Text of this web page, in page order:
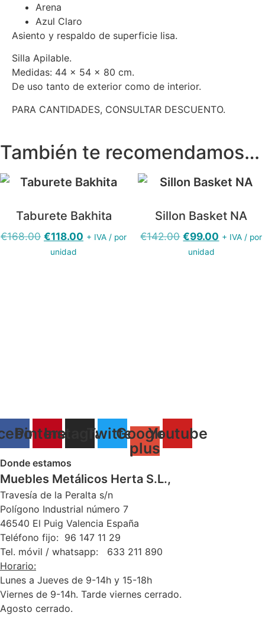
Arena
Azul Claro
Asiento y respaldo de superficie lisa.
Silla Apilable.
Medidas: 44 x 54 x 80 cm.
De uso tanto de exterior como de interior.
PARA CANTIDADES, CONSULTAR DESCUENTO.
También te recomendamos…
Taburete Bakhita
€168.00 El
precio
€118.00 El
+ IVA / por
unidad
Sillon Basket NA
€142.00 El
precio
€99.00 El
+ IVA / por
unidad
PinterestInstagramTwitterGoogle-
plus
Youtube
Donde estamos
Muebles Metálicos Herta S.L.,
Travesía de la Peralta s/n
Polígono Industrial número 7
46540 El Puig Valencia España
Teléfono fijo: 96 147 11 29
Tel. móvil / whatsapp: 633 211 890
Horario:
Lunes a Jueves de 9-14h y 15-18h
Viernes de 9-14h. Tarde viernes cerrado.
Agosto cerrado.